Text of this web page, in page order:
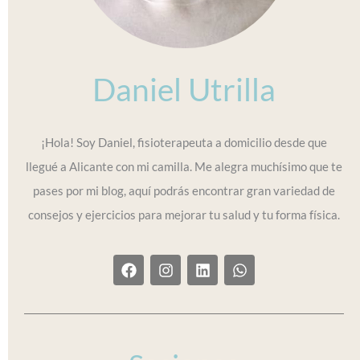
Daniel Utrilla
¡Hola! Soy Daniel, fisioterapeuta a domicilio desde que
llegué a Alicante con mi camilla. Me alegra muchísimo que te
pases por mi blog, aquí podrás encontrar gran variedad de
consejos y ejercicios para mejorar tu salud y tu forma física.
F
a
o
I
n
L
i
W
h